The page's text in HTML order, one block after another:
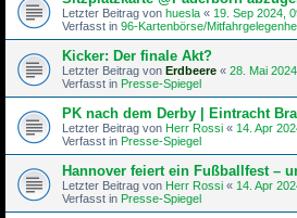
Letzter Beitrag von huesla « 19. Sep 2024,
Verfasst in 96-Kartenbörse/
Kicker: Der finale Akt?
Letzter Beitrag von Erdbeere « 28. Mai
Verfasst in Presse-Spiegel
PK nach dem Derby | Eintracht
Letzter Beitrag von Herr Rossi « 14. Apr
Verfasst in Presse-Spiegel
Hannover feiert ein Fußballfest –
Letzter Beitrag von Herr Rossi « 14. Apr
Verfasst in Presse-Spiegel